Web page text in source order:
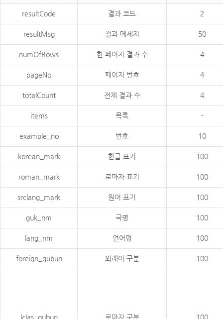
resultCode 결과 코드 2
resultMsg 결과 메세지 50
numOfRows 한 페이지 결과 수 4
pageNo 페이지 번호 4
totalCount 전체 결과 수 4
items 목록 -
example_no 번호 10
korean_mark 한글 표기 100
roman_mark 로마자 표기 100
srclang_mark 원어 표기 100
guk_nm 국명 100
lang_nm 언어명 100
foreign_gubun 외래어 구분 100
lclas_gubun 로마자 구분 100